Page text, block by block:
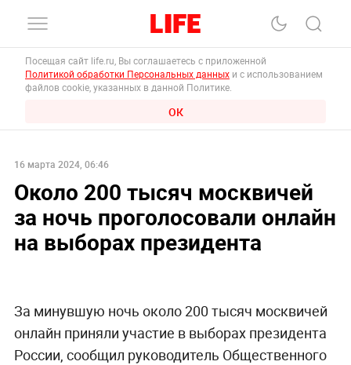
Посещая сайт life.ru, Вы соглашаетесь с приложенной
Политикой обработки Персональных данных и с использованием
файлов cookie, указанных в данной Политике.
ОК
16 марта 2024, 06:46
Около 200 тысяч москвичей
за ночь проголосовали онлайн
на выборах президента
За минувшую ночь около 200 тысяч москвичей
онлайн приняли участие в выборах президента
России, сообщил руководитель Общественного